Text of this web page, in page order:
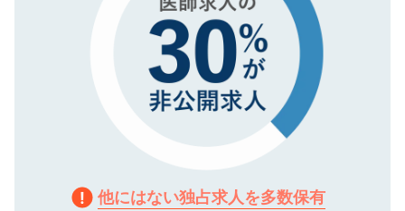
他にはない独占求人を多数保有